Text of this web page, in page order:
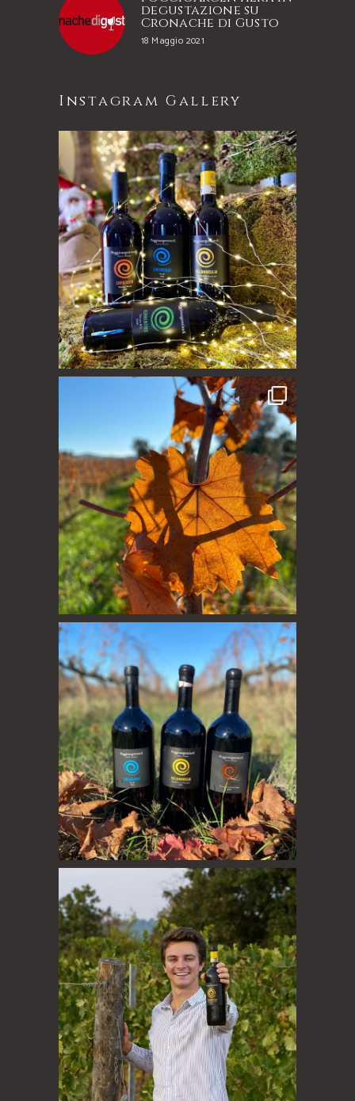
degustazione su
Cronache di Gusto
18 Maggio 2021
Instagram Gallery